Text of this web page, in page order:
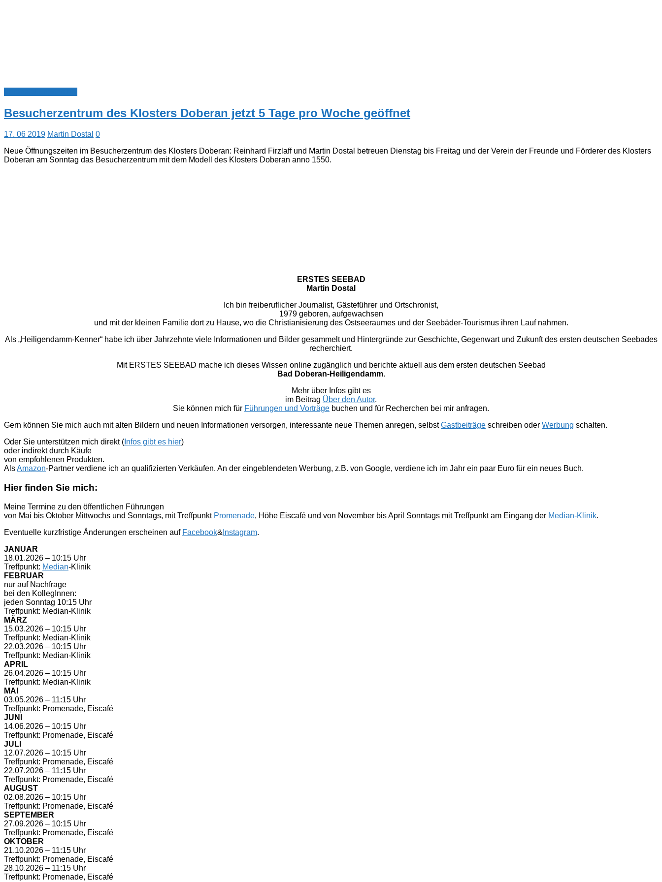
Besucherzentrum des Klosters Doberan jetzt 5 Tage pro Woche geöffnet
17. 06 2019 Martin Dostal 0
Neue Öffnungszeiten im Besucherzentrum des Klosters Doberan: Reinhard Firzlaff und Martin Dostal betreuen Dienstag bis Freitag und der Verein der Freunde und Förderer des Klosters
Doberan am Sonntag das Besucherzentrum mit dem Modell des Klosters Doberan anno 1550.
ERSTES SEEBAD
Martin Dostal
Ich bin freiberuflicher Journalist, Gästeführer und Ortschronist,
1979 geboren, aufgewachsen
und mit der kleinen Familie dort zu Hause, wo die Christianisierung des Ostseeraumes und der Seebäder-Tourismus ihren Lauf nahmen.
Als „Heiligendamm-Kenner“ habe ich über Jahrzehnte viele Informationen und Bilder gesammelt und Hintergründe zur Geschichte, Gegenwart und Zukunft des ersten deutschen Seebades
recherchiert.
Mit ERSTES SEEBAD mache ich dieses Wissen online zugänglich und berichte aktuell aus dem ersten deutschen Seebad
Bad Doberan-Heiligendamm.
Mehr über Infos gibt es
im Beitrag Über den Autor.
Sie können mich für Führungen und Vorträge buchen und für Recherchen bei mir anfragen.
Gern können Sie mich auch mit alten Bildern und neuen Informationen versorgen, interessante neue Themen anregen, selbstGastbeiträge schreiben oder Werbung schalten.
Oder Sie unterstützen mich direkt ( Infos gibt es hier)
oder indirekt durch Käufe
von empfohlenen Produkten.
AlsAmazon-Partner verdiene ich an qualifizierten Verkäufen. An der eingeblendeten Werbung, z.B. von Google, verdiene ich im Jahr ein paar Euro für ein neues Buch.
Hier finden Sie mich:
Meine Termine zu den öffentlichen Führungen
von Mai bis Oktober Mittwochs und Sonntags, mit Treffpunkt Promenade, Höhe Eiscafé und von November bis April Sonntags mit Treffpunkt am Eingang der Median-Klinik.
Eventuelle kurzfristige Änderungen erscheinen auf Facebook& Instagram.
JANUAR
18.01.2026 – 10:15 Uhr
Treffpunkt: Median-Klinik
FEBRUAR
nur auf Nachfrage
bei den KollegInnen:
jeden Sonntag 10:15 Uhr
Treffpunkt: Median-Klinik
MÄRZ
15.03.2026 – 10:15 Uhr
Treffpunkt: Median-Klinik
22.03.2026 – 10:15 Uhr
Treffpunkt: Median-Klinik
APRIL
26.04.2026 – 10:15 Uhr
Treffpunkt: Median-Klinik
MAI
03.05.2026 – 11:15 Uhr
Treffpunkt: Promenade, Eiscafé
JUNI
14.06.2026 – 10:15 Uhr
Treffpunkt: Promenade, Eiscafé
JULI
12.07.2026 – 10:15 Uhr
Treffpunkt: Promenade, Eiscafé
22.07.2026 – 11:15 Uhr
Treffpunkt: Promenade, Eiscafé
AUGUST
02.08.2026 – 10:15 Uhr
Treffpunkt: Promenade, Eiscafé
SEPTEMBER
27.09.2026 – 10:15 Uhr
Treffpunkt: Promenade, Eiscafé
OKTOBER
21.10.2026 – 11:15 Uhr
Treffpunkt: Promenade, Eiscafé
28.10.2026 – 11:15 Uhr
Treffpunkt: Promenade, Eiscafé